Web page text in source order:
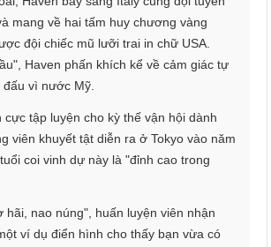
mang về hai tấm huy chương vàng
đội chiếc mũ lưỡi trai in chữ USA.
Haven phấn khích kể về cảm giác tự
vì nước Mỹ.
cực tập luyện cho kỳ thế vận hội dành
viên khuyết tật diễn ra ở Tokyo vào năm
coi vinh dự này là "đỉnh cao trong
hãi, nao núng", huấn luyện viên nhận
ví dụ điển hình cho thấy bạn vừa có